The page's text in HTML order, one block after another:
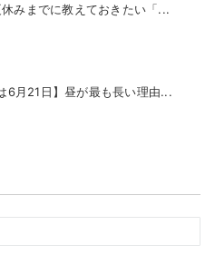
みまでに教えておきたい「...
6月21日】昼が最も長い理由...